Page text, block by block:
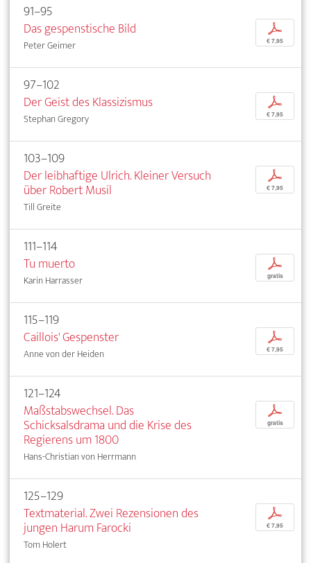
91–95
Das gespenstische Bild
Peter Geimer
p
€ 7,95
97–102
Der Geist des Klassizismus
Stephan Gregory
p
€ 7,95
103–109
Der leibhaftige Ulrich. Kleiner Versuch
über Robert Musil
Till Greite
p
€ 7,95
111–114
Tu muerto
Karin Harrasser
p
gratis
115–119
Caillois' Gespenster
Anne von der Heiden
p
€ 7,95
121–124
Maßstabswechsel. Das
Schicksalsdrama und die Krise des
Regierens um 1800
Hans-Christian von Herrmann
p
gratis
125–129
Textmaterial. Zwei Rezensionen des
jungen Harum Farocki
Tom Holert
p
€ 7,95